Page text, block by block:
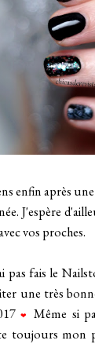
enfin après
J'espère
vos proches.
pas fais le
une très
❤
Même si
toujours mon